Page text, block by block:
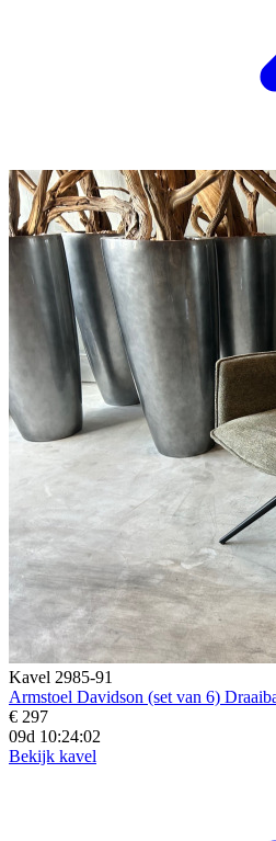
Kavel 2985-91
Armstoel Davidson (set van 6)
€ 297
09d 10:24:01
Bekijk kavel